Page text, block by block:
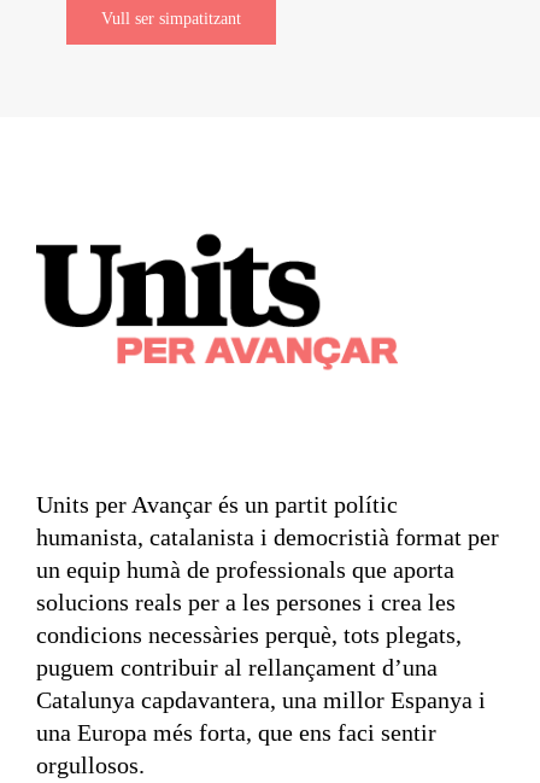
Vull ser simpatitzant
Units per Avançar és un partit polític
humanista, catalanista i democristià format per
un equip humà de professionals que aporta
solucions reals per a les persones i crea les
condicions necessàries perquè, tots plegats,
puguem contribuir al rellançament d’una
Catalunya capdavantera, una millor Espanya i
una Europa més forta, que ens faci sentir
orgullosos.